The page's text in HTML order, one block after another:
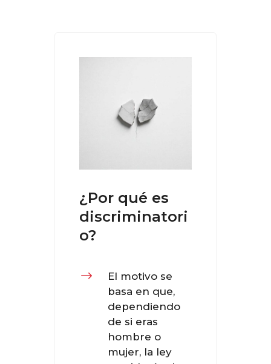
¿Por qué es
discriminatori
o?
$
El motivo se
basa en que,
dependiendo
de si eras
hombre o
mujer, la ley